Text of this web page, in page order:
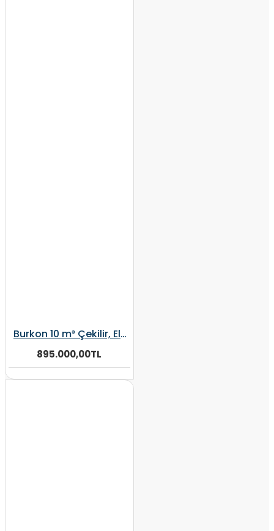
Burkon 10 m³ Çekilir, Elektrikli, Şaftlı, Kepçeli Dikey Yem Karma Makinesi
895.000,00TL